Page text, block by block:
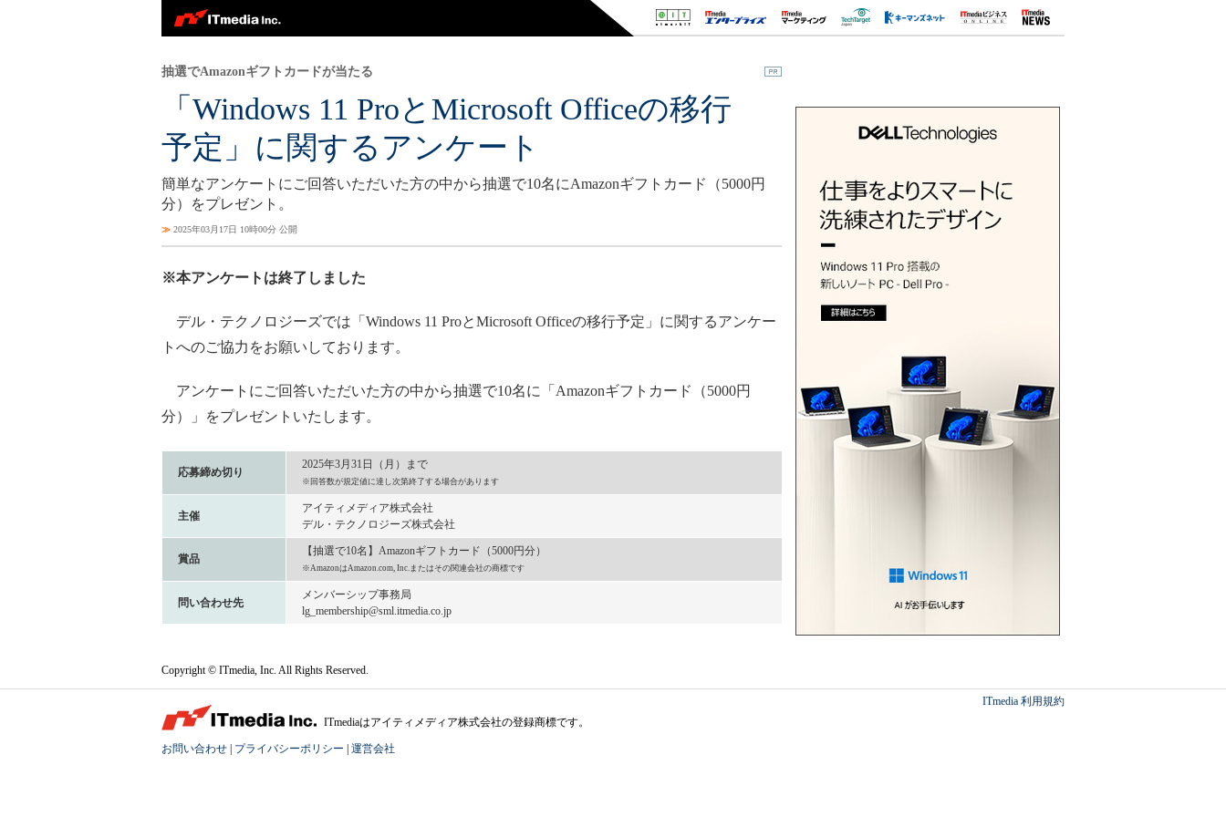
「Windows 11 ProとMicrosoft Officeの移行
予定」に関するアンケート
抽選でAmazonギフトカードが当たる
簡単なアンケートにご回答いただいた方の中から抽選で10名にAmazonギフトカード（5000円
分）をプレゼント。
≫ 2025年03月17日 10時00分 公開
※本アンケートは終了しました
デル・テクノロジーズでは「Windows 11 ProとMicrosoft Officeの移行予定」に関するアンケー
トへのご協力をお願いしております。
アンケートにご回答いただいた方の中から抽選で10名に「Amazonギフトカード（5000円
分）」をプレゼントいたします。
応募締め切り
2025年3月31日（月）まで
※回答数が規定値に達し次第終了する場合があります
主催
アイティメディア株式会社
デル・テクノロジーズ株式会社
賞品
【抽選で10名】Amazonギフトカード（5000円分）
※AmazonはAmazon.com, Inc.またはその関連会社の商標です
問い合わせ先
メンバーシップ事務局
lg_membership@sml.itmedia.co.jp
Copyright © ITmedia, Inc. All Rights Reserved.
ITmedia 利用規約
ITmediaはアイティメディア株式会社の登録商標です。
お問い合わせ プライバシーポリシー 運営会社